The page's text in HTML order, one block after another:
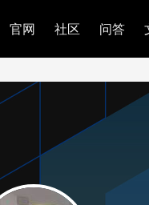
官网 社区 问答